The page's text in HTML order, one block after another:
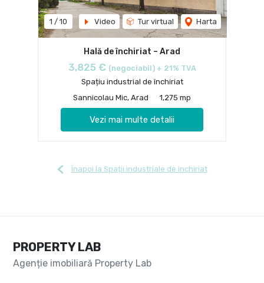
1 / 10 Video Tur virtual Harta
Hală de închiriat – Arad
3,825 € (negociabil) + 21% TVA
Spațiu industrial de închiriat
Sannicolau Mic, Arad
1,275 mp
Vezi mai multe detalii
Înapoi la Spații industriale de închiriat
PROPERTY LAB